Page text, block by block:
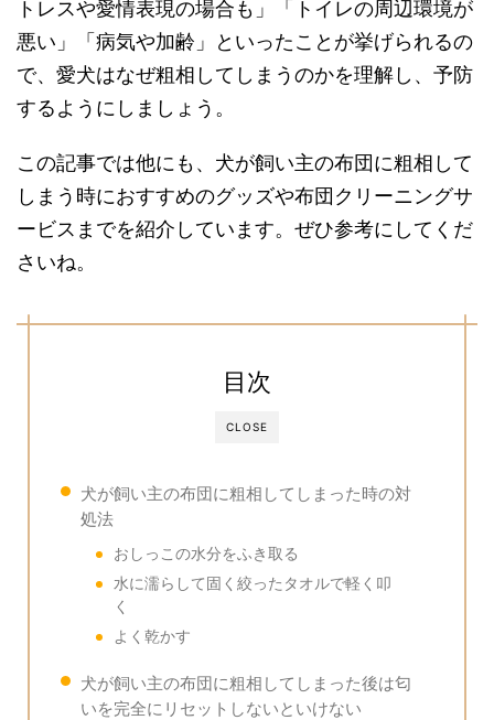
トレスや愛情表現の場合も」「トイレの周辺環境が
悪い」「病気や加齢」といったことが挙げられるの
で、愛犬はなぜ粗相してしまうのかを理解し、予防
するようにしましょう。
この記事では他にも、犬が飼い主の布団に粗相して
しまう時におすすめのグッズや布団クリーニングサ
ービスまでを紹介しています。ぜひ参考にしてくだ
さいね。
CLOSE
目次
犬が飼い主の布団に粗相してしまった時の対
処法
おしっこの水分をふき取る
水に濡らして固く絞ったタオルで軽く叩
く
よく乾かす
犬が飼い主の布団に粗相してしまった後は匂
いを完全にリセットしないといけない